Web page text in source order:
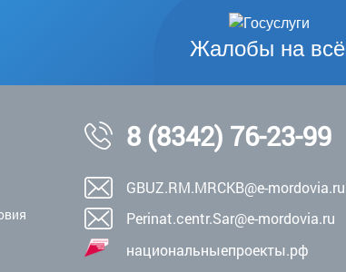
Жалобы на всё
8 (8342) 76-23-99
GBUZ.RM.MRCKB@e-mordovia.ru
Perinat.centr.Sar@e-mordovia.ru
национальныепроекты.рф